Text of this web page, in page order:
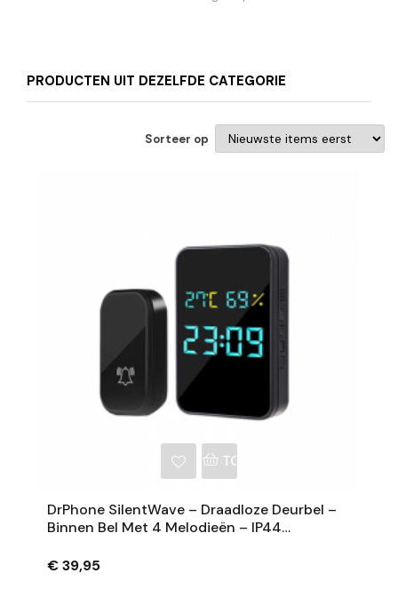
PRODUCTEN UIT DEZELFDE CATEGORIE
Sorteer op
TOEVOEGEN AAN
DrPhone SilentWave – Draadloze Deurbel –
Binnen Bel Met 4 Melodieën – IP44
- Zwart
€ 39,95